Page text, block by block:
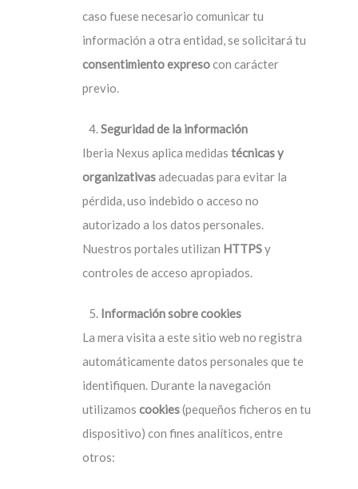
caso fuese necesario comunicar tu
información a otra entidad, se solicitará tu
consentimiento expresocon carácter
previo.
Seguridad de la información
Iberia Nexus aplica medidastécnicas y
organizativasadecuadas para evitar la
pérdida, uso indebido o acceso no
autorizado a los datos personales.
Nuestros portales utilizan HTTPSy
controles de acceso apropiados.
Información sobre cookies
La mera visita a este sitio web no registra
automáticamente datos personales que te
identifiquen. Durante la navegación
utilizamoscookies(pequeños ficheros en tu
dispositivo) con fines analíticos, entre
otros: